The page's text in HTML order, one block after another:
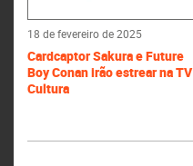
18 de fevereiro de 2025
Cardcaptor Sakura e Future
Boy Conan irão estrear na TV
Cultura